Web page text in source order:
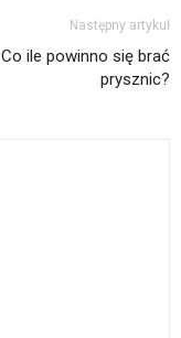
Następny artykuł
Co ile powinno się brać
prysznic?